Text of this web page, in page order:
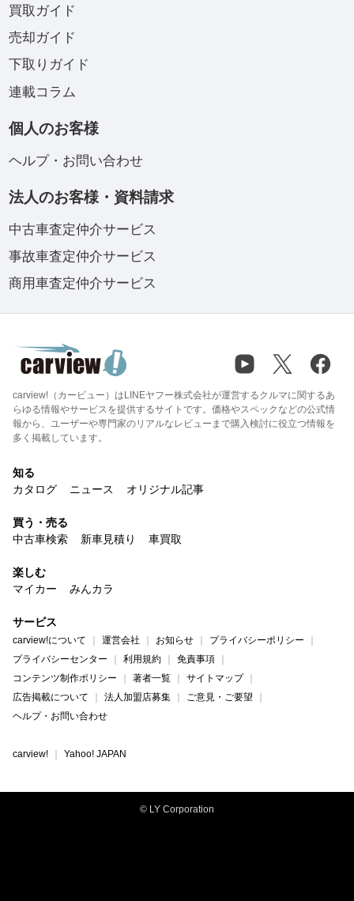
買取ガイド
売却ガイド
下取りガイド
連載コラム
個人のお客様
ヘルプ・お問い合わせ
法人のお客様・資料請求
中古車査定仲介サービス
事故車査定仲介サービス
商用車査定仲介サービス
carview!（カービュー）はLINEヤフー株式会社が運営するクルマに関するあ
らゆる情報やサービスを提供するサイトです。価格やスペックなどの公式情
報から、ユーザーや専門家のリアルなレビューまで購入検討に役立つ情報を
多く掲載しています。
知る
カタログ
ニュース オリジナル記事
買う・売る
中古車検索
新車見積り 車買取
楽しむ
マイカー
みんカラ
サービス
carview!について 運営会社 お知らせ
プライバシーポリシー
プライバシーセンター
利用規約
免責事項
コンテンツ制作ポリシー
著者一覧
サイトマップ
広告掲載について
法人加盟店募集
ご意見・ご要望
ヘルプ・お問い合わせ
carview! Yahoo! JAPAN
© LY Corporation